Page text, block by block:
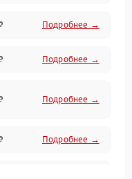
Подробнее →
Подробнее →
Подробнее →
Подробнее →